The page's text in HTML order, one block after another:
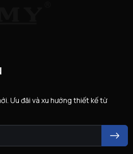
Ưu đãi và xu hướng thiết kế từ